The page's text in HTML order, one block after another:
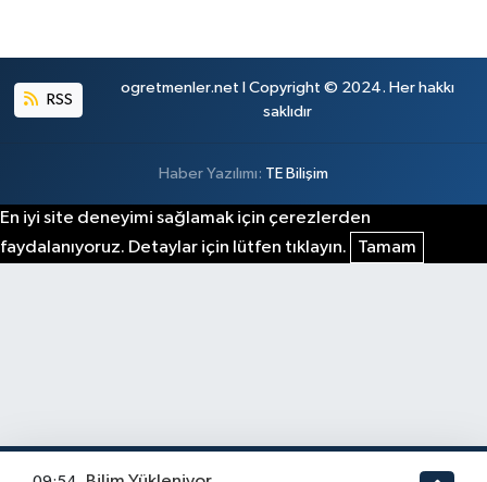
RSS
ogretmenler.net I Copyright © 2024. Her hakkı
saklıdır
Haber Yazılımı: TE Bilişim
En iyi site deneyimi sağlamak için çerezlerden
faydalanıyoruz. Detaylar için lütfen tıklayın.
Tamam